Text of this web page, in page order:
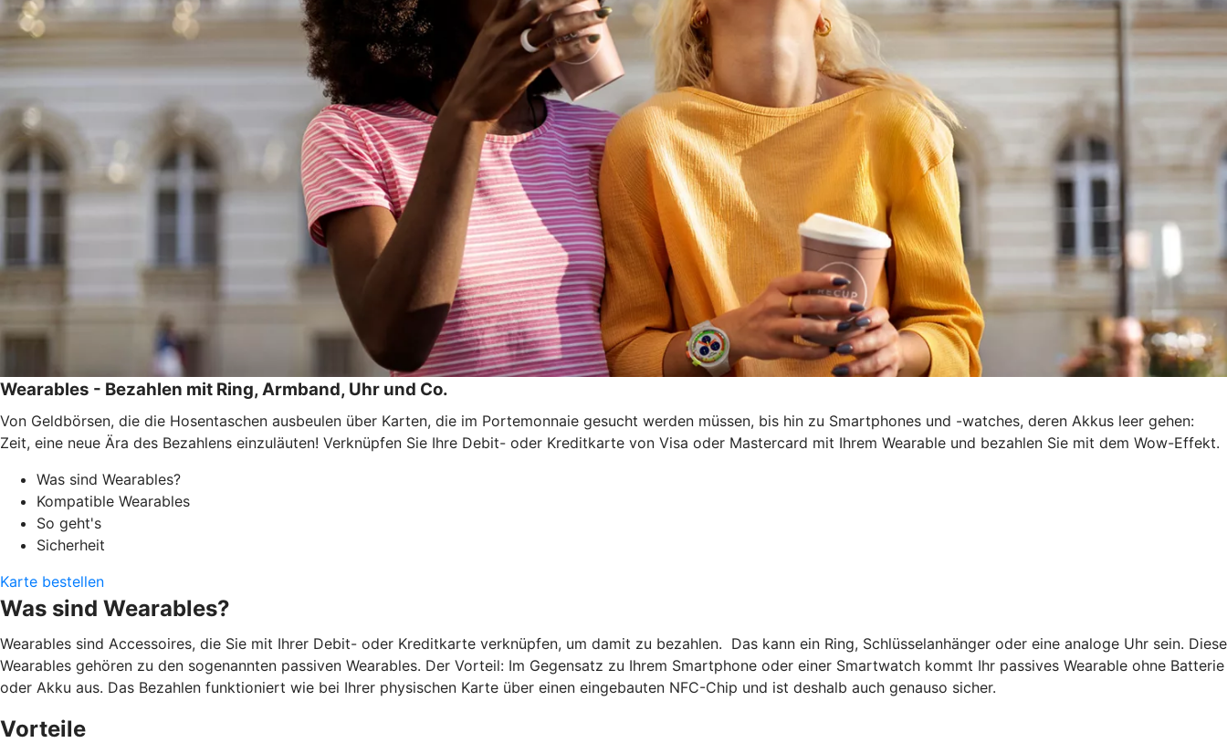
Wearables - Bezahlen mit Ring, Armband, Uhr und Co.
Von Geldbörsen, die die Hosentaschen ausbeulen über Karten, die im Portemonnaie gesucht werden müssen, bis hin zu Smartphones und -watches, deren Akkus leer gehen:
Zeit, eine neue Ära des Bezahlens einzuläuten! Verknüpfen Sie Ihre Debit- oder Kreditkarte von Visa oder Mastercard mit Ihrem Wearable und bezahlen Sie mit dem Wow-Effekt.
Was sind Wearables?
Kompatible Wearables
So geht's
Sicherheit
Karte bestellen
Was sind Wearables?
Wearables sind Accessoires, die Sie mit Ihrer Debit- oder Kreditkarte verknüpfen, um damit zu bezahlen. Das kann ein Ring, Schlüsselanhänger oder eine analoge Uhr sein. Diese
Wearables gehören zu den sogenannten passiven Wearables. Der Vorteil: Im Gegensatz zu Ihrem Smartphone oder einer Smartwatch kommt Ihr passives Wearable ohne Batterie
oder Akku aus. Das Bezahlen funktioniert wie bei Ihrer physischen Karte über einen eingebauten NFC-Chip und ist deshalb auch genauso sicher.
Vorteile